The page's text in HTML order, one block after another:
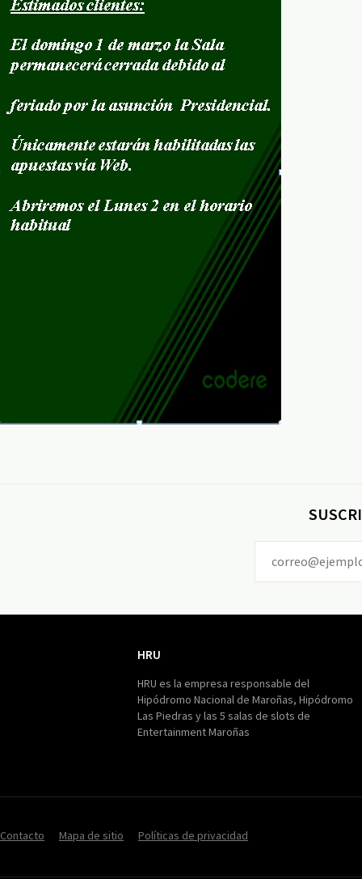
HRU
HRU es la empresa responsable del
Hipódromo Nacional de Maroñas, Hipódromo
Las Piedras y las 5 salas de slots de
Entertainment Maroñas
Contacto Mapa de sitio Políticas de privacidad